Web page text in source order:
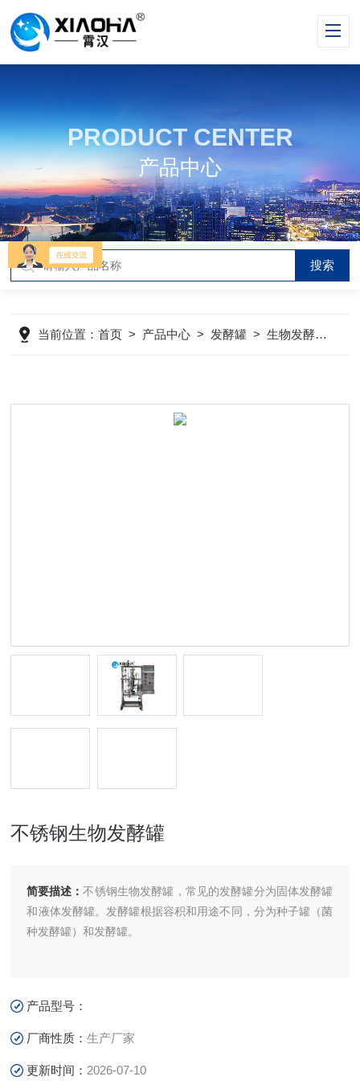
PRODUCT CENTER
产品中心
当前位置：首页 > 产品中心 > 发酵罐 >生物发酵罐
不锈钢生物发酵罐
简要描述：不锈钢生物发酵罐，常见的发酵罐分为固体发酵罐
和液体发酵罐。发酵罐根据容积和用途不同，分为种子罐（菌
种发酵罐）和发酵罐。
产品型号：
厂商性质：生产厂家
更新时间： 2026-07-10